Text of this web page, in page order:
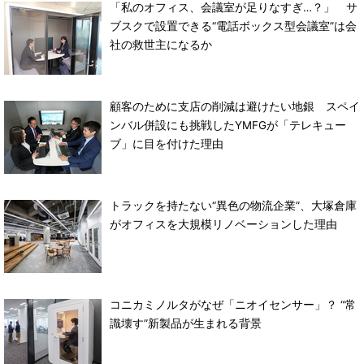
「私のオフィス、会議室が足りなすぎ…？」 サ
ブスクで設置できる“電話ボックス型会議室”は会
社の救世主になるか
顧客のために支店の削減は避けたい地銀 スペイ
ンバル併設にも挑戦したYMFGが「テレキュー
ブ」に目を付けた理由
トラックを持たない“異色の物流企業”、大塚倉庫
がオフィスを大規模リノベーションした理由
コニカミノルタがなぜ「ニオイセンサー」？ “常
識壊す”新製品が生まれる背景